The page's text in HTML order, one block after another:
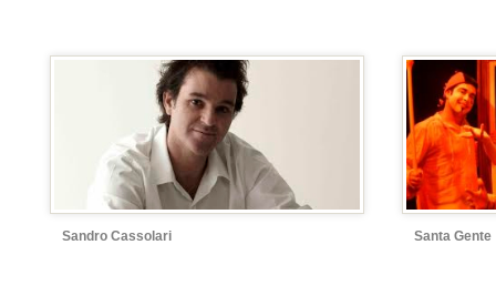
Sandro Cassolari Santa Gente